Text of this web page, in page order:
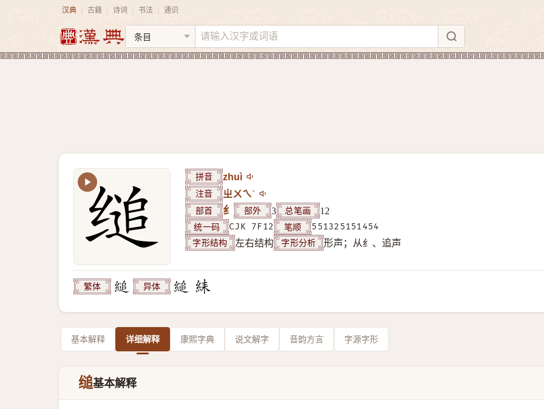
汉典 古籍 诗词 书法 通识
拼音 zhuì
注音 ㄓㄨㄟˋ
部首 纟 部外 3 总笔画 12
统一码 CJK 7F12 笔顺 551325151454
字形结构 左右结构 字形分析 形声；从纟、追声
繁体 异体
基本解释 详细解释 康熙字典 说文解字 音韵方言 字源字形
缒基本解释